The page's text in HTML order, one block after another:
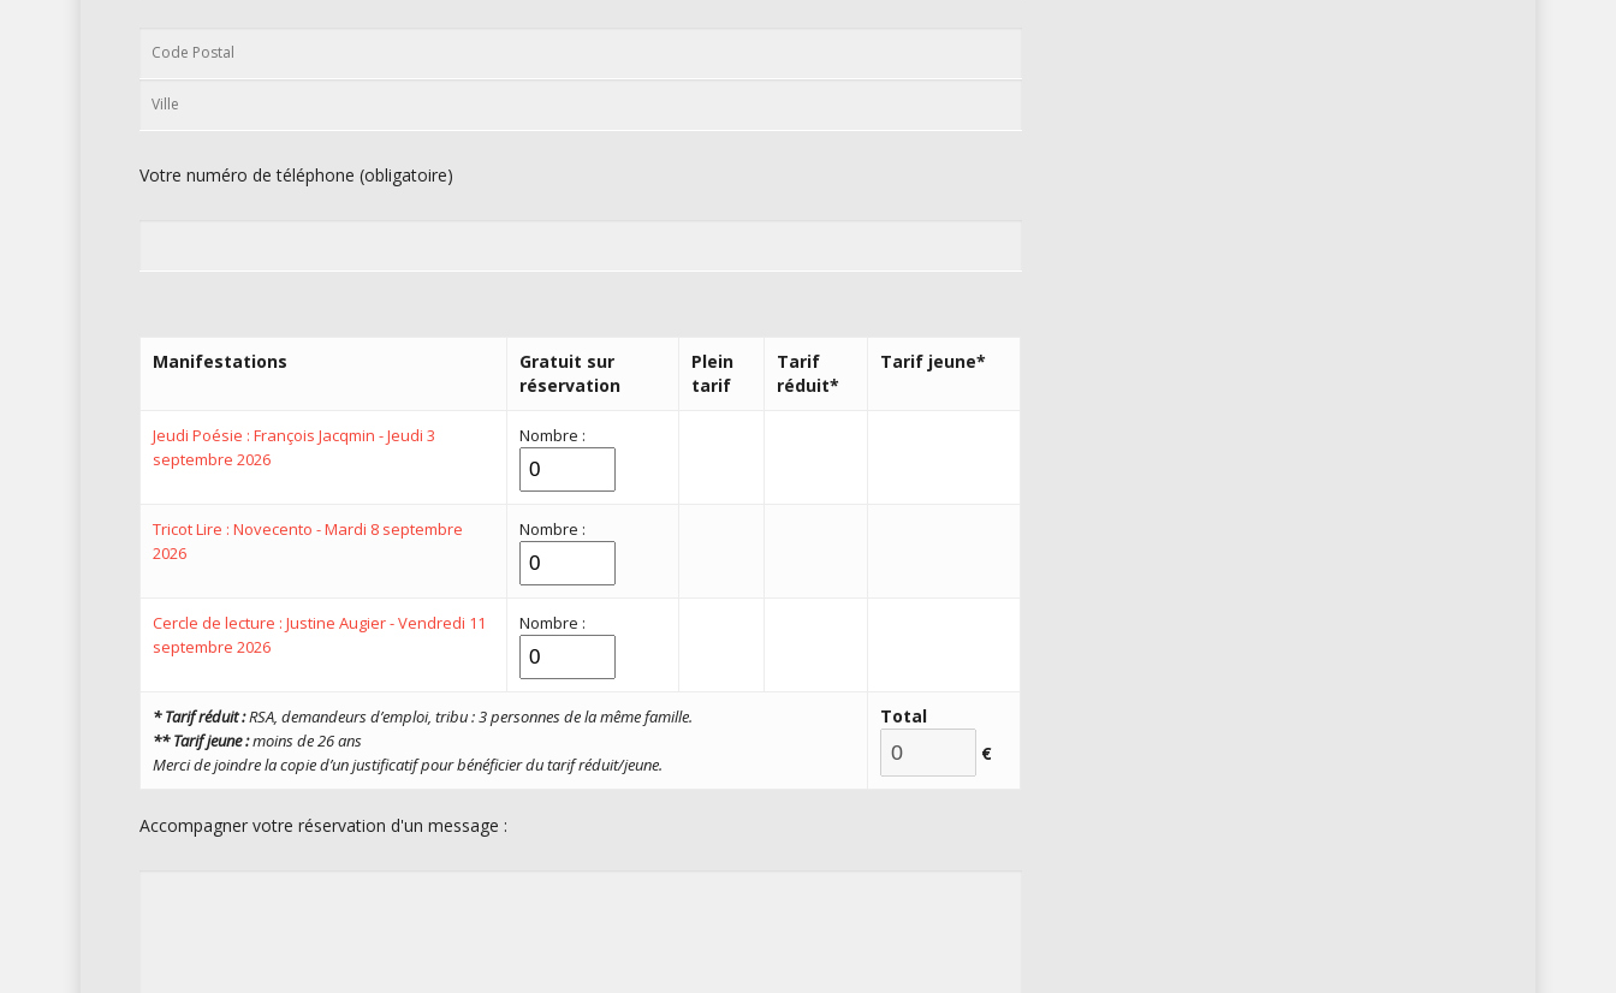
Votre numéro de téléphone (obligatoire)
Manifestations
Gratuit sur
réservation
Plein
tarif
Tarif
réduit*
Tarif jeune*
Jeudi Poésie : François Jacqmin - Jeudi 3
septembre 2026
Nombre :
Tricot Lire : Novecento - Mardi 8 septembre
2026
Nombre :
Cercle de lecture : Justine Augier - Vendredi 11
septembre 2026
Nombre :
* Tarif réduit :RSA, demandeurs d’emploi, tribu : 3 personnes de la même famille.
** Tarif jeune :moins de 26 ans
Merci de joindre la copie d’un justificatif pourbénéficier du tarif réduit/jeune.
Total
€
Accompagner votre réservation d'un message :